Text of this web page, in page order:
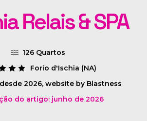
Relais & SPA
126 Quartos
Forio d'Ischia (NA)
2026, website by Blastness
do artigo: junho de 2026